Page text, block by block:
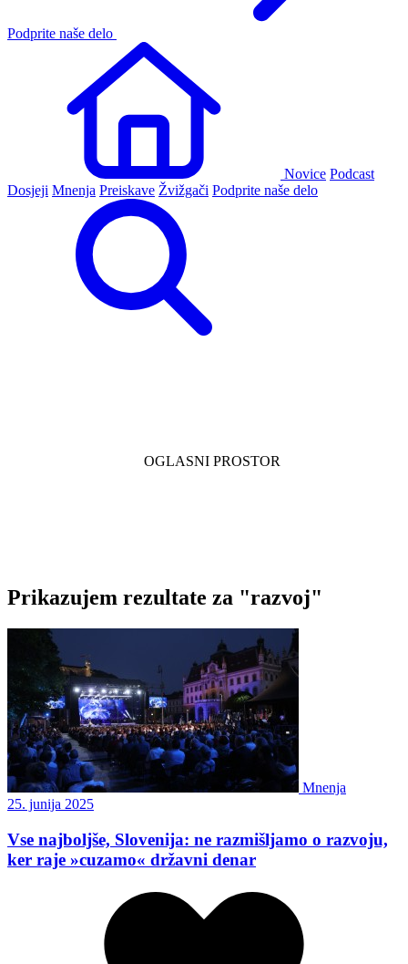
Podprite naše delo
Novice Podcast
Dosjeji Mnenja Preiskave Žvižgači Podprite naše delo
Prikazujem rezultate za "razvoj"
Mnenja
25. junija 2025
Vse najboljše, Slovenija: ne razmišljamo o razvoju,
ker raje »cuzamo« državni denar